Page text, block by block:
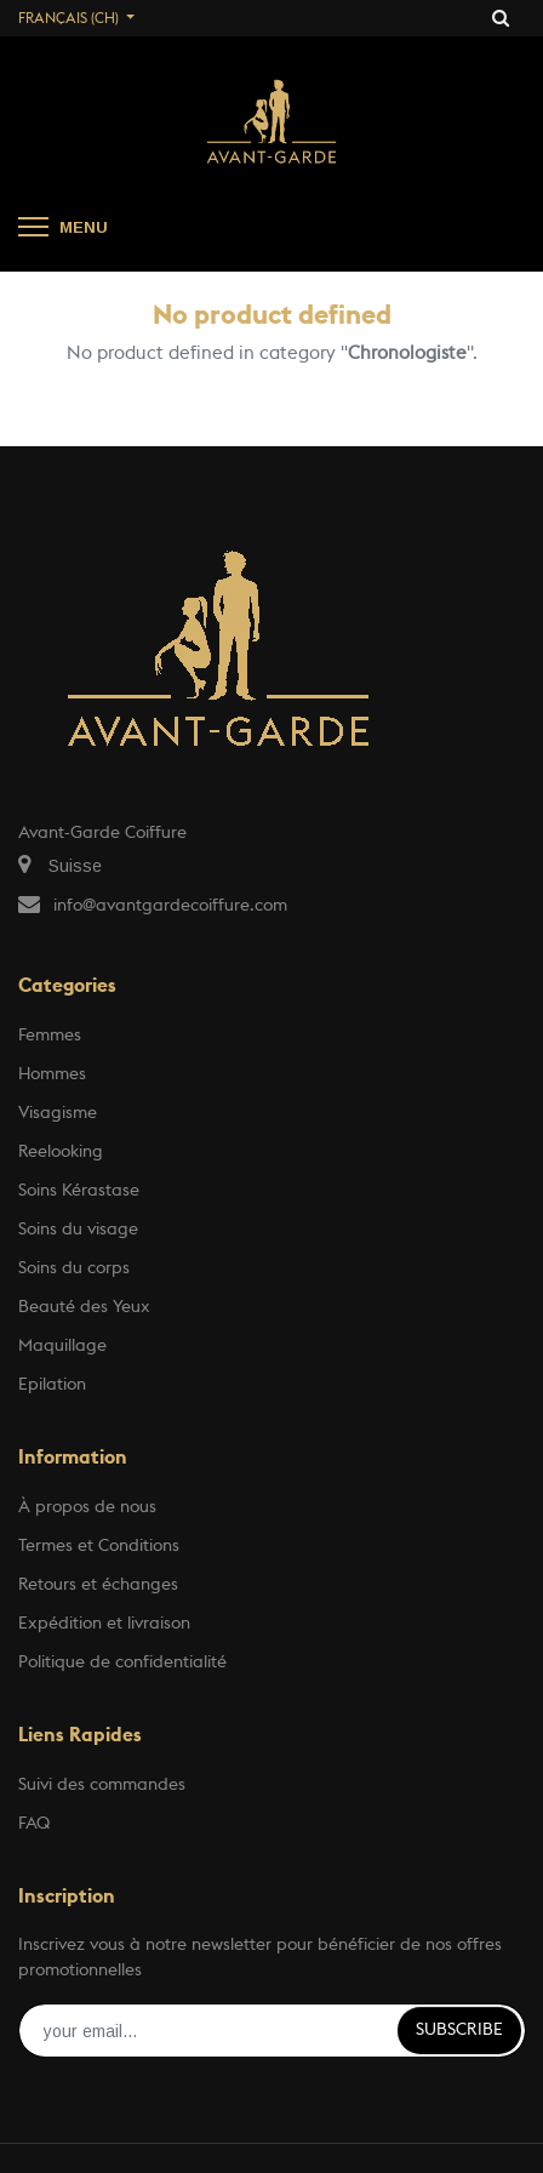
FRANÇAIS (CH)
MENU
No product defined
No product defined in category "Chronologiste".
Avant-Garde Coiffure
Suisse
info@avantgardecoiffure.com
Categories
Femmes
Hommes
Visagisme
Reelooking
Soins Kérastase
Soins du visage
Soins du corps
Beauté des Yeux
Maquillage
Epilation
Information
À propos de nous
Termes et Conditions
Retours et échanges
Expédition et livraison
Politique de confidentialité
Liens Rapides
Suivi des commandes
FAQ
Inscription
Inscrivez vous à notre newsletter pour bénéficier de nos offres
promotionnelles
SUBSCRIBE